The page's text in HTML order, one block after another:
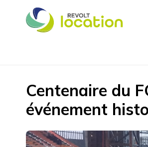
Centenaire du
événement